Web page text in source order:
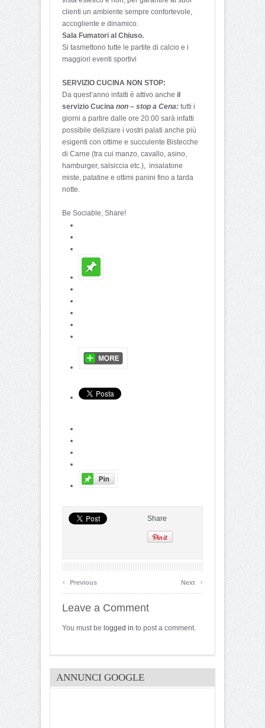
clienti un ambiente sempre confortevole,
accogliente e dinamico.
Sala Fumatori al Chiuso.
Si tasmettono tutte le partite di calcio e i
maggiori eventi sportivi
SERVIZIO CUCINA NON STOP:
Da quest’anno infatti è attivo anche il
servizio Cucina non – stop a Cena: tutti i
giorni a partire dalle ore 20.00 sarà infatti
possibile deliziare i vostri palati anche più
esigenti con ottime e succulente Bistecche
di Carne (tra cui manzo, cavallo, asino,
hamburger, salsiccia etc.), insalatone
miste, patatine e ottimi panini fino a tarda
notte.
Be Sociable, Share!
Share
‹ Previous Next ›
Leave a Comment
You must be logged in to post a comment.
ANNUNCI GOOGLE